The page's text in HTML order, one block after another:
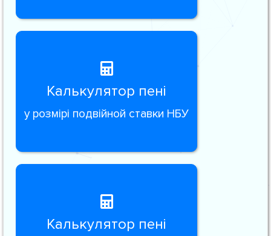
Калькулятор пені
у розмірі подвійной ставки НБУ
Калькулятор пені